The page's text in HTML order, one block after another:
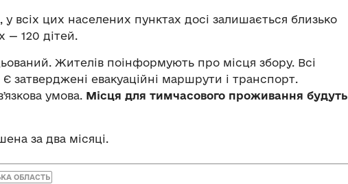
всіх цих населених пунктах досі залишається близько
— 120 дітей.
Жителів поінформують про місця збору. Всі
Є затверджені евакуаційні маршрути і транспорт.
умова. Місця для тимчасового проживання будуть
за два місяці.
ОБЛАСТЬ